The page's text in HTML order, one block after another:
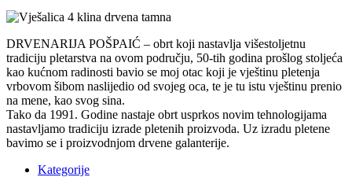
DRVENARIJA POŠPAIĆ – obrt koji nastavlja višestoljetnu
tradiciju pletarstva na ovom području, 50-tih godina prošlog stoljeća
kao kućnom radinosti bavio se moj otac koji je vještinu pletenja
vrbovom šibom naslijedio od svojeg oca, te je tu istu vještinu prenio
na mene, kao svog sina.
Tako da 1991. Godine nastaje obrt usprkos novim tehnologijama
nastavljamo tradiciju izrade pletenih proizvoda. Uz izradu pletene
bavimo se i proizvodnjom drvene galanterije.
Kategorije